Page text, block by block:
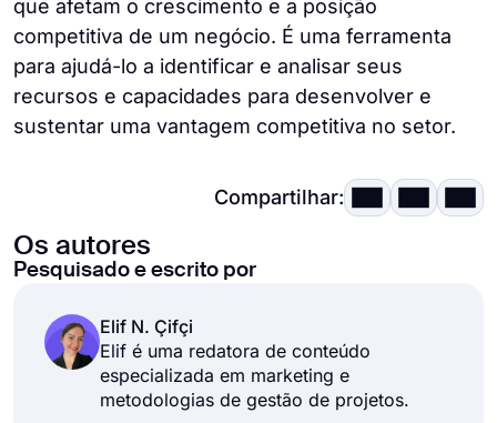
que afetam o crescimento e a posição
competitiva de um negócio. É uma ferramenta
para ajudá-lo a identificar e analisar seus
recursos e capacidades para desenvolver e
sustentar uma vantagem competitiva no setor.
Compartilhar:
Os autores
Pesquisado e escrito por
Elif N. Çifçi
Elif é uma redatora de conteúdo
especializada em marketing e
metodologias de gestão de projetos.